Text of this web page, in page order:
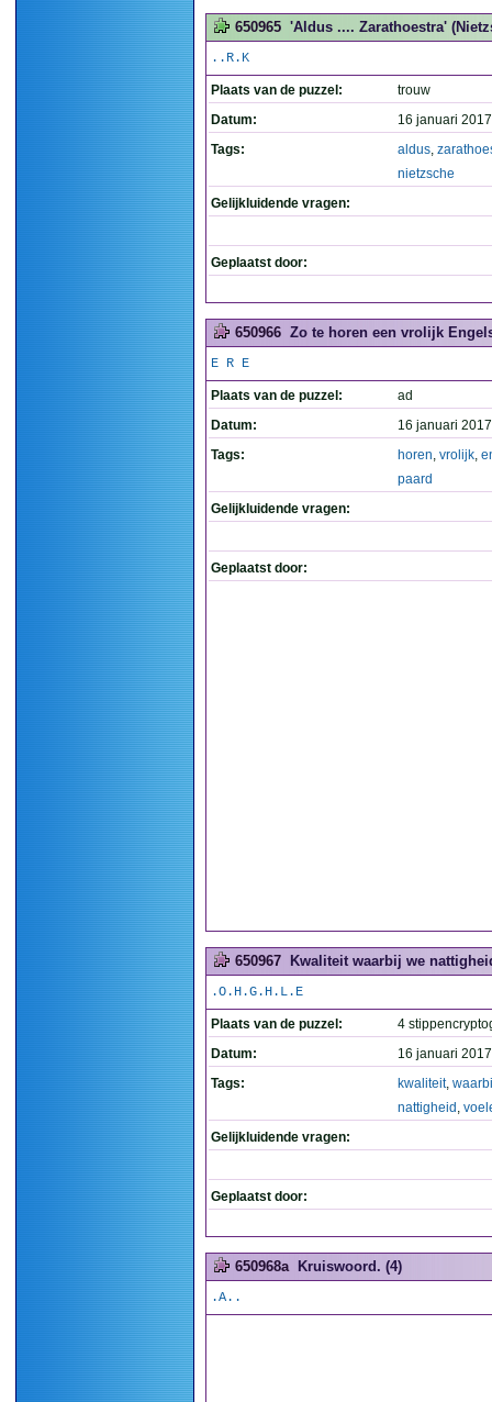
650965 'Aldus .... Zarathoestra'
..R.K
Plaats van de puzzel:
trouw
Datum:
16 januari
Tags:
aldus,
nietzsche
Gelijkluidende vragen:
Geplaatst door:
650966 Zo te horen een vrolijk
E R E
Plaats van de puzzel:
ad
Datum:
16 januari
Tags:
horen, vrolijk,
paard
Gelijkluidende vragen:
Geplaatst door:
650967 Kwaliteit waarbij we
.O.H.G.H.L.E
Plaats van de puzzel:
4
Datum:
16 januari
Tags:
kwaliteit,
nattigheid ,
Gelijkluidende vragen:
Geplaatst door:
650968a Kruiswoord. (4)
.A..